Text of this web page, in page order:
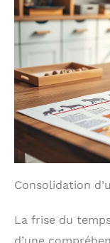
Consolidation
La frise du
d’une